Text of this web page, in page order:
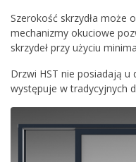
Szerokość skrzydła może
mechanizmy okuciowe
skrzydeł przy użyciu
Drzwi HST nie posiadają
występuje w tradycyjnych